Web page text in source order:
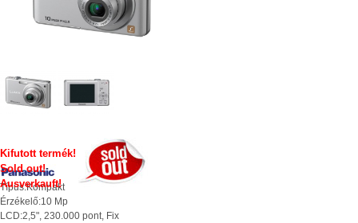
Kifutott termék!
Sold out!
Ausverkauft!
Típus:Kompakt
Érzékelő:10 Mp
LCD:2,5", 230.000 pont, Fix